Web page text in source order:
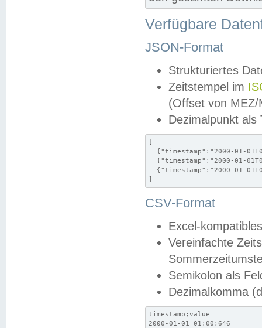
Verfügbare
JSON-Format
Strukturiertes
Zeitstempel im
(Offset von MEZ/
Dezimalpunkt als
[
{"timestamp":"2000-01-
{"timestamp":"2000-01-
{"timestamp":"2000-01-
]
CSV-Format
Excel-
Vereinfachte
Semikolon als
Dezimalkomma
timestamp;value
2000-01-01 01:00;646